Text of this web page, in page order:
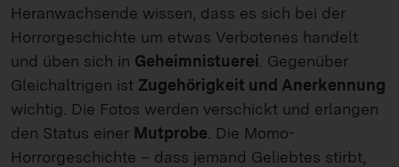
Heranwachsende wissen, dass es sich bei der
Horrorgeschichte um etwas Verbotenes handelt
und üben sich in Geheimnistuerei . Gegenüber
Gleichaltrigen ist Zugehörigkeit und Anerkennung
wichtig. Die Fotos werden verschickt und erlangen
den Status einer Mutprobe . Die Momo-
Horrorgeschichte – dass jemand Geliebtes stirbt,